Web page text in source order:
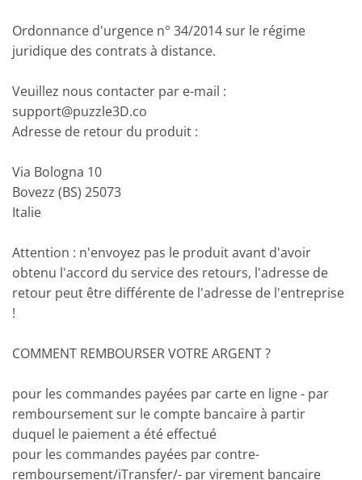
Ordonnance d'urgence n° 34/2014 sur le régime
juridique des contrats à distance.
Veuillez nous contacter par e-mail :
support@puzzle3D.co
Adresse de retour du produit :
Via Bologna 10
Bovezz (BS) 25073
Italie
Attention : n'envoyez pas le produit avant d'avoir
obtenu l'accord du service des retours, l'adresse de
retour peut être différente de l'adresse de l'entreprise
!
COMMENT REMBOURSER VOTRE ARGENT ?
pour les commandes payées par carte en ligne - par
remboursement sur le compte bancaire à partir
duquel le paiement a été effectué
pour les commandes payées par contre-
remboursement/iTransfer/- par virement bancaire